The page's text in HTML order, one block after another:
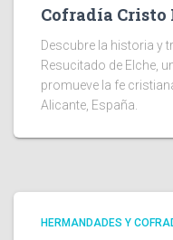
Cofradía Cristo
Descubre la historia y
Resucitado de Elche,
promueve la fe
Alicante, España.
HERMANDADES Y